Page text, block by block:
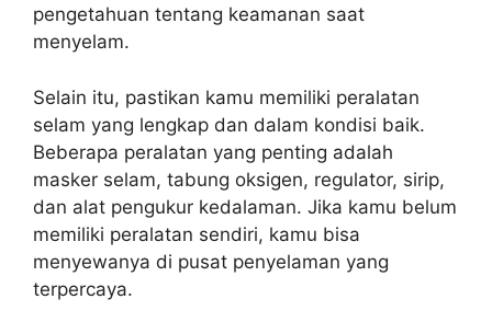
pengetahuan tentang keamanan saat
menyelam.
Selain itu, pastikan kamu memiliki peralatan
selam yang lengkap dan dalam kondisi baik.
Beberapa peralatan yang penting adalah
masker selam, tabung oksigen, regulator, sirip,
dan alat pengukur kedalaman. Jika kamu belum
memiliki peralatan sendiri, kamu bisa
menyewanya di pusat penyelaman yang
terpercaya.